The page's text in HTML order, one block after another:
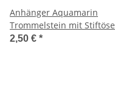
Anhänger Aquamarin
Trommelstein mit Stiftöse
2,50 € *